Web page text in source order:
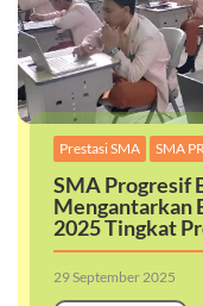
Prestasi SMA SMA
SMA Progresif
Mengantarkan
2025 Tingkat
29 September 2025